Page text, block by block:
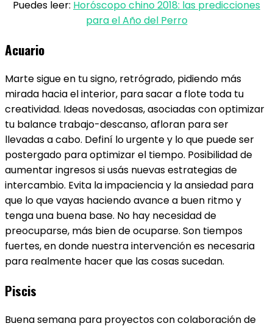
Puedes leer: Horóscopo chino 2018: las predicciones
para el Año del Perro
Acuario
Marte sigue en tu signo, retrógrado, pidiendo más
mirada hacia el interior, para sacar a flote toda tu
creatividad. Ideas novedosas, asociadas con optimizar
tu balance trabajo-descanso, afloran para ser
llevadas a cabo. Definí lo urgente y lo que puede ser
postergado para optimizar el tiempo. Posibilidad de
aumentar ingresos si usás nuevas estrategias de
intercambio. Evita la impaciencia y la ansiedad para
que lo que vayas haciendo avance a buen ritmo y
tenga una buena base. No hay necesidad de
preocuparse, más bien de ocuparse. Son tiempos
fuertes, en donde nuestra intervención es necesaria
para realmente hacer que las cosas sucedan.
Piscis
Buena semana para proyectos con colaboración de